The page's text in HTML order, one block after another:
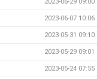
2023-06-07 10:06
2023-05-31 09:10
2023-05-29 09:01
2023-05-24 07:55